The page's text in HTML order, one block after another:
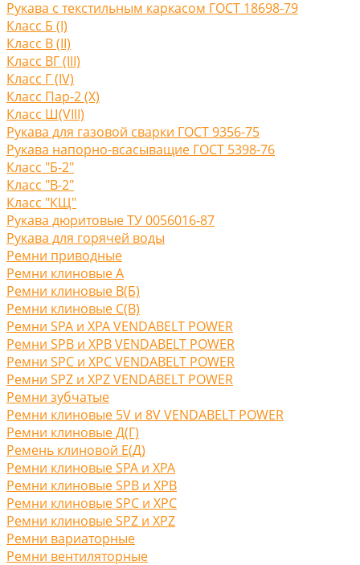
Рукава с текстильным каркасом ГОСТ 18698-79
Класс Б (I)
Класс В (II)
Класс ВГ (III)
Класс Г (IV)
Класс Пар-2 (X)
Класс Ш(VIII)
Рукава для газовой сварки ГОСТ 9356-75
Рукава напорно-всасыващие ГОСТ 5398-76
Класс "Б-2"
Класс "В-2"
Класс "КЩ"
Рукава дюритовые ТУ 0056016-87
Рукава для горячей воды
Ремни приводные
Ремни клиновые A
Ремни клиновые В(Б)
Ремни клиновые С(B)
Ремни SPA и XPA VENDABELT POWER
Ремни SPB и XPB VENDABELT POWER
Ремни SPC и XPC VENDABELT POWER
Ремни SPZ и XPZ VENDABELT POWER
Ремни зубчатые
Ремни клиновые 5V и 8V VENDABELT POWER
Ремни клиновые Д(Г)
Ремень клиновой Е(Д)
Ремни клиновые SPA и XPA
Ремни клиновые SPB и XPB
Ремни клиновые SPC и XPC
Ремни клиновые SPZ и XPZ
Ремни вариаторные
Ремни вентиляторные